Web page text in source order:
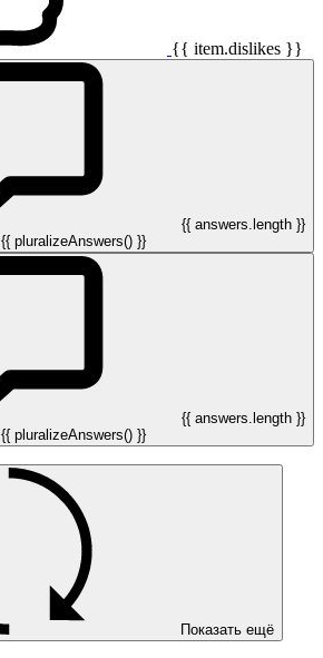
{{ item.dislikes }}
{{ answers.length }}
{{ pluralizeAnswers() }}
{{ answers.length }}
{{ pluralizeAnswers() }}
Показать ещё